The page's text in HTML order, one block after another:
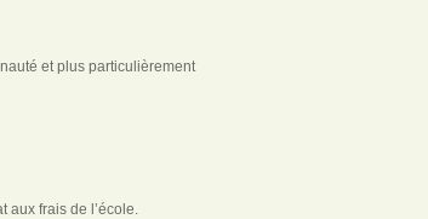
et plus particulièrement
aux frais de l’école.